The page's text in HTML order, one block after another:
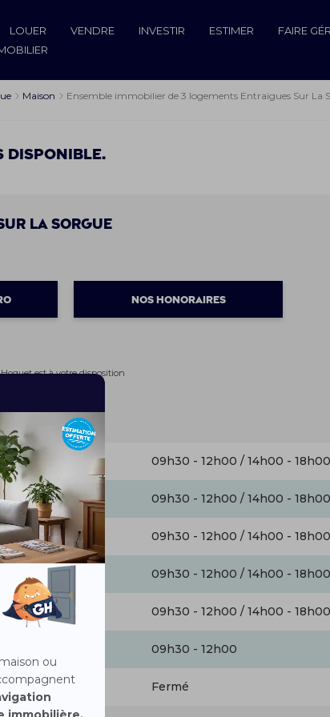
LOUER VENDRE INVESTIR ESTIMER FAIRE
Maison Ensemble immobilier de 3 logements Entraigues Sur La
disponible.
LA SORGUE
NOS HONORAIRES
est à votre disposition
Avignon
09h30 - 12h00 / 14h00 - 18h00
09h30 - 12h00 / 14h00 - 18h00
09h30 - 12h00 / 14h00 - 18h00
09h30 - 12h00 / 14h00 - 18h00
09h30 - 12h00 / 14h00 - 18h00
09h30 - 12h00
Fermé